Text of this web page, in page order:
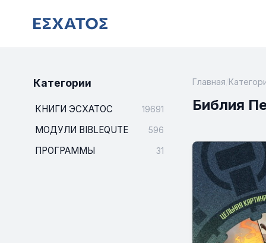
Категории
КНИГИ ЭСХАТОС 19691
МОДУЛИ BIBLEQUTE 596
ПРОГРАММЫ 31
Главная
Библия